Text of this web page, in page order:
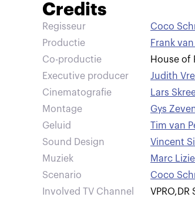
Credits
Regisseur
Coco
Productie
Frank
Co-productie
House of
Executive producer
Judith
Cinematografie
Lars
Montage
Gys
Geluid
Tim van
Sound Design
Vincent
Muziek
Marc
Scenario
Coco
Involved TV Channel
VPRO, DR